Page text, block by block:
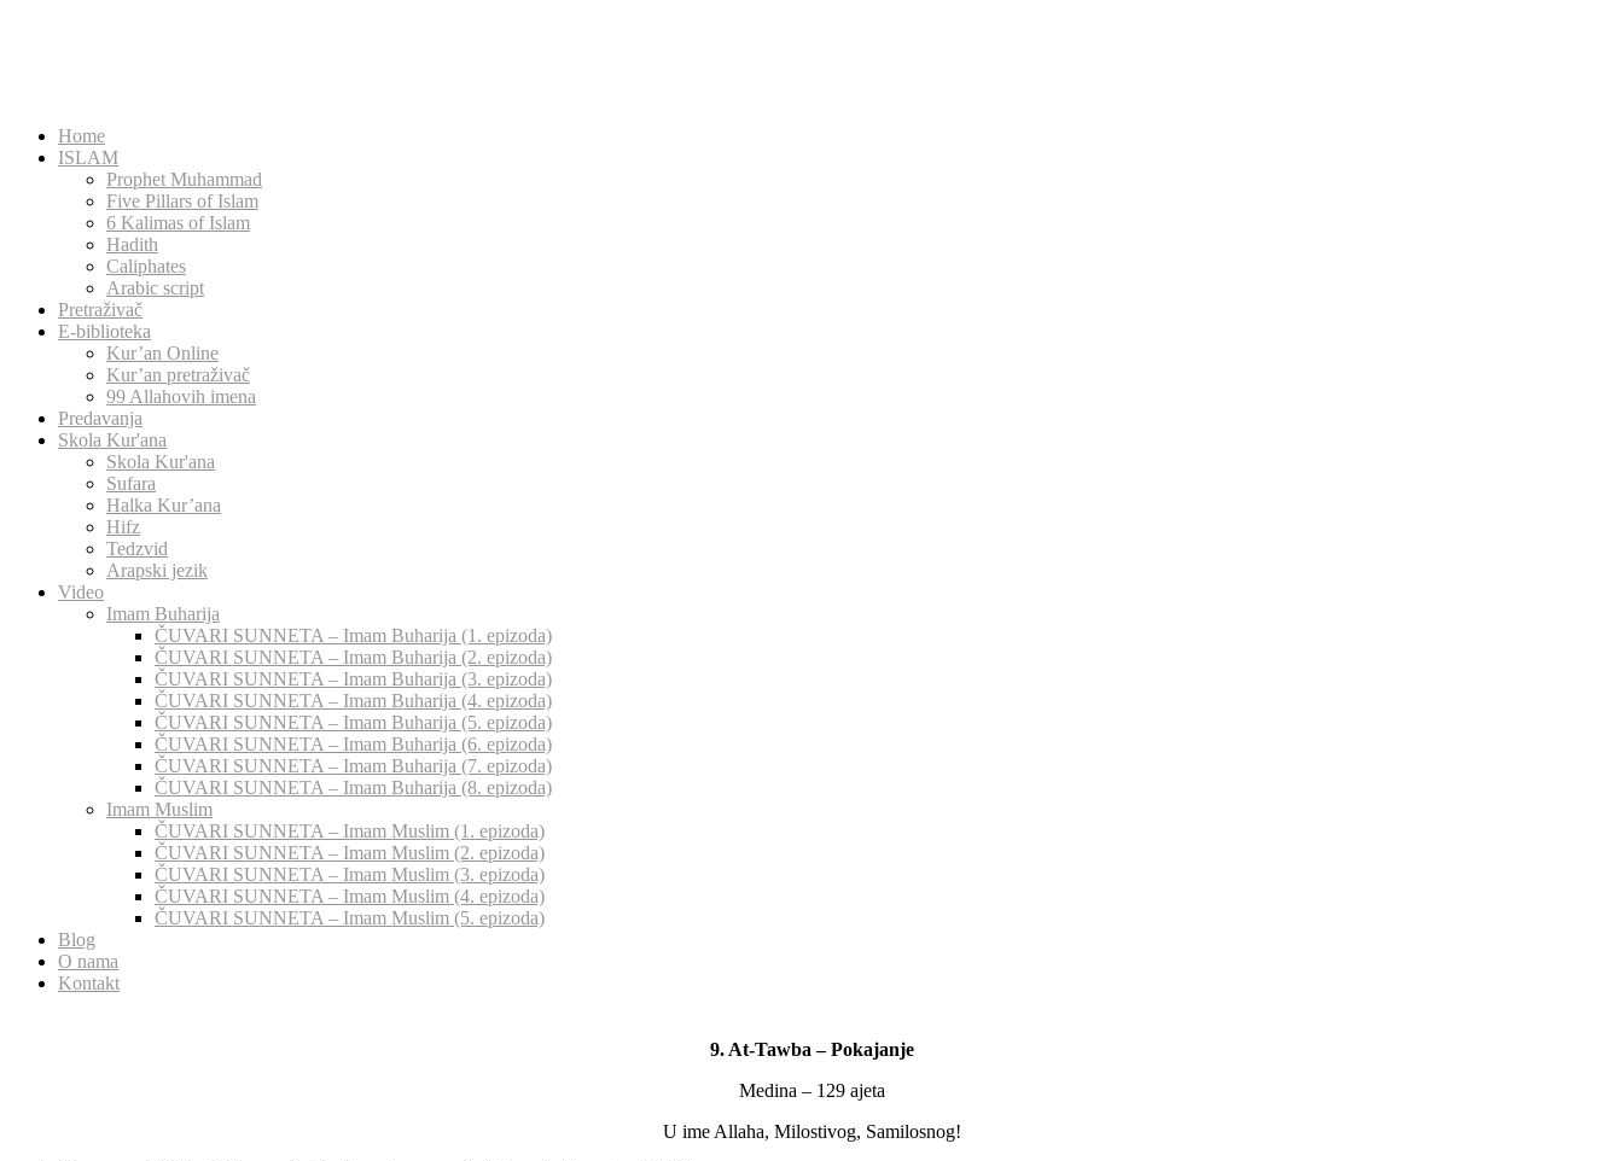
Home
ISLAM
Prophet Muhammad
Five Pillars of Islam
6 Kalimas of Islam
Hadith
Caliphates
Arabic script
Pretraživač
E-biblioteka
Kur’an Online
Kur’an pretraživač
99 Allahovih imena
Predavanja
Skola Kur'ana
Skola Kur'ana
Sufara
Halka Kur’ana
Hifz
Tedzvid
Arapski jezik
Video
Imam Buharija
ČUVARI SUNNETA – Imam Buharija (1. epizoda)
ČUVARI SUNNETA – Imam Buharija (2. epizoda)
ČUVARI SUNNETA – Imam Buharija (3. epizoda)
ČUVARI SUNNETA – Imam Buharija (4. epizoda)
ČUVARI SUNNETA – Imam Buharija (5. epizoda)
ČUVARI SUNNETA – Imam Buharija (6. epizoda)
ČUVARI SUNNETA – Imam Buharija (7. epizoda)
ČUVARI SUNNETA – Imam Buharija (8. epizoda)
Imam Muslim
ČUVARI SUNNETA – Imam Muslim (1. epizoda)
ČUVARI SUNNETA – Imam Muslim (2. epizoda)
ČUVARI SUNNETA – Imam Muslim (3. epizoda)
ČUVARI SUNNETA – Imam Muslim (4. epizoda)
ČUVARI SUNNETA – Imam Muslim (5. epizoda)
Blog
O nama
Kontakt
9. At-Tawba – Pokajanje
Medina – 129 ajeta
U ime Allaha, Milostivog, Samilosnog!